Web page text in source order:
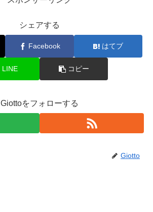
シェアする
Facebook はてブ
LINE コピー
Giottoをフォローする
Giotto